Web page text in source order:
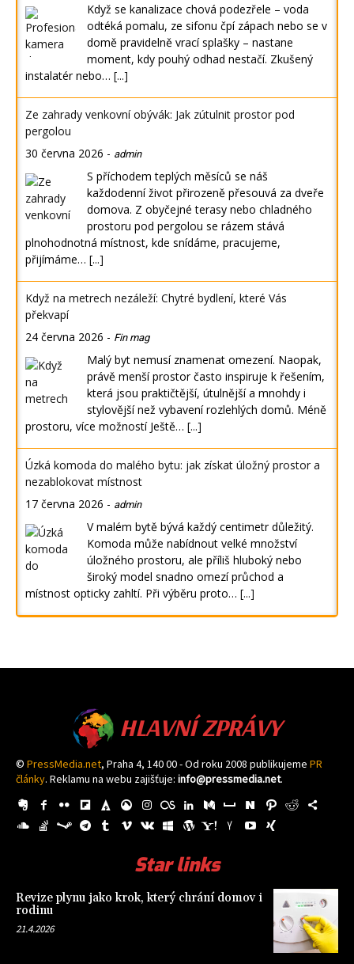
Když se kanalizace chová podezřele – voda
odtéká pomalu, ze sifonu čpí zápach nebo se v
domě pravidelně vrací splašky – nastane
moment, kdy pouhý odhad nestačí. Zkušený
instalatér nebo… [...]
Ze zahrady venkovní obývák: Jak zútulnit prostor pod
pergolou
30 června 2026 - admin
S příchodem teplých měsíců se náš
každodenní život přirozeně přesouvá za dveře
domova. Z obyčejné terasy nebo chladného
prostoru pod pergolou se rázem stává
plnohodnotná místnost, kde snídáme, pracujeme,
přijímáme… [...]
Když na metrech nezáleží: Chytré bydlení, které Vás
překvapí
24 června 2026 - Fin mag
Malý byt nemusí znamenat omezení. Naopak,
právě menší prostor často inspiruje k řešením,
která jsou praktičtější, útulnější a mnohdy i
stylovější než vybavení rozlehlých domů. Méně
prostoru, více možností Ještě… [...]
Úzká komoda do malého bytu: jak získat úložný prostor a
nezablokovat místnost
17 června 2026 - admin
V malém bytě bývá každý centimetr důležitý.
Komoda může nabídnout velké množství
úložného prostoru, ale příliš hluboký nebo
široký model snadno omezí průchod a
místnost opticky zahltí. Při výběru proto… [...]
HLAVNÍ ZPRÁVY
© PressMedia.net, Praha 4, 140 00 - Od roku 2008 publikujeme PR
články. Reklamu na webu zajišťuje: info@pressmedia.net.
Star links
Revize plynu jako krok, který chrání domov i
rodinu
21.4.2026